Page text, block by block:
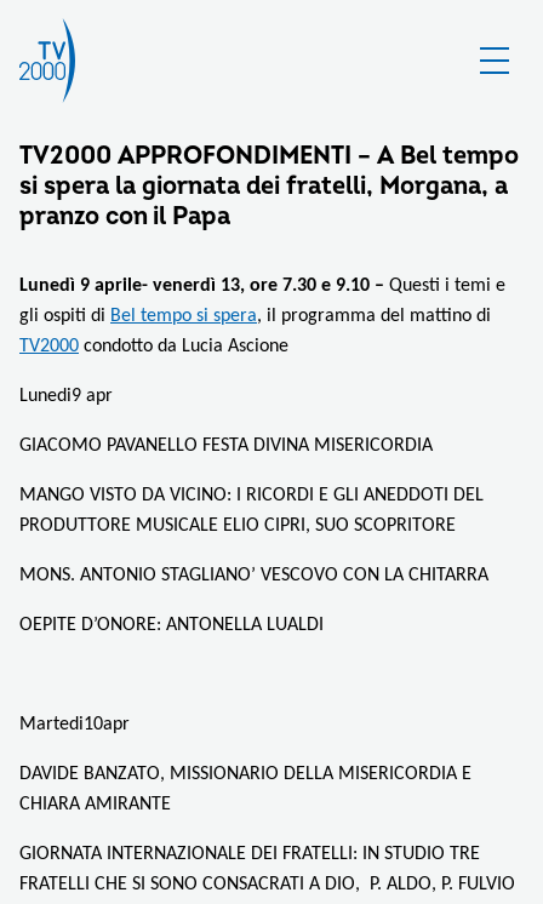
TV2000 APPROFONDIMENTI – A Bel tempo
si spera la giornata dei fratelli, Morgana, a
pranzo con il Papa
Lunedì 9 aprile- venerdì 13, ore 7.30 e 9.10 – Questi i temi e
gli ospiti di Bel tempo si spera, il programma del mattino di
TV2000 condotto da Lucia Ascione
Lunedi9 apr
GIACOMO PAVANELLO FESTA DIVINA MISERICORDIA
MANGO VISTO DA VICINO: I RICORDI E GLI ANEDDOTI DEL
PRODUTTORE MUSICALE ELIO CIPRI, SUO SCOPRITORE
MONS. ANTONIO STAGLIANO’ VESCOVO CON LA CHITARRA
OEPITE D’ONORE: ANTONELLA LUALDI
Martedi10apr
DAVIDE BANZATO, MISSIONARIO DELLA MISERICORDIA E
CHIARA AMIRANTE
GIORNATA INTERNAZIONALE DEI FRATELLI: IN STUDIO TRE
FRATELLI CHE SI SONO CONSACRATI A DIO, P. ALDO, P. FULVIO